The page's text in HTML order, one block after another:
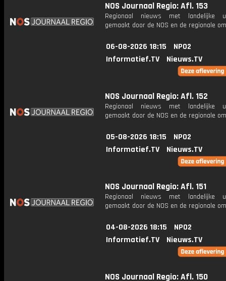
NOS Journaal Regio: Afl. 153
Regionaal nieuws met landelijke
gemaakt door de NOS en de regionale
06-08-2026 18:15
NPO2
Informatief.TV
Nieuws.TV
NOS Journaal Regio: Afl. 152
Regionaal nieuws met landelijke
gemaakt door de NOS en de regionale
05-08-2026 18:15
NPO2
Informatief.TV
Nieuws.TV
NOS Journaal Regio: Afl. 151
Regionaal nieuws met landelijke
gemaakt door de NOS en de regionale
04-08-2026 18:15
NPO2
Informatief.TV
Nieuws.TV
NOS Journaal Regio: Afl. 150